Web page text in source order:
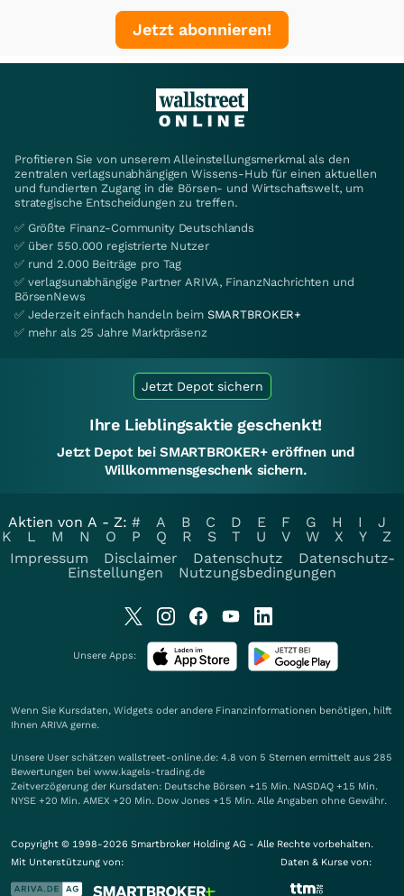
Jetzt abonnieren!
Profitieren Sie von unserem Alleinstellungsmerkmal als den
zentralen verlagsunabhängigen Wissens-Hub für einen aktuellen
und fundierten Zugang in die Börsen- und Wirtschaftswelt, um
strategische Entscheidungen zu treffen.
✅ Größte Finanz-Community Deutschlands
✅ über 550.000 registrierte Nutzer
✅ rund 2.000 Beiträge pro Tag
✅ verlagsunabhängige Partner ARIVA, FinanzNachrichten und
BörsenNews
✅ Jederzeit einfach handeln beim SMARTBROKER+
✅ mehr als 25 Jahre Marktpräsenz
Jetzt Depot sichern
Ihre Lieblingsaktie geschenkt!
Jetzt Depot bei SMARTBROKER+ eröffnen und
Willkommensgeschenk sichern.
Aktien von A - Z: # A B C D E F G H I
J
K
L M N O P Q R S T U V W X Y
Z
Impressum
Disclaimer Datenschutz
Datenschutz-
Einstellungen
Nutzungsbedingungen
Unsere Apps:
Wenn Sie Kursdaten, Widgets oder andere Finanzinformationen benötigen, hilft
Ihnen ARIVA gerne.
Unsere User schätzen wallstreet-online.de: 4.8 von 5 Sternen ermittelt aus 285
Bewertungen bei www.kagels-trading.de
Zeitverzögerung der Kursdaten: Deutsche Börsen +15 Min. NASDAQ +15 Min.
NYSE +20 Min. AMEX +20 Min. Dow Jones +15 Min. Alle Angaben ohne Gewähr.
Copyright © 1998-2026 Smartbroker Holding AG - Alle Rechte vorbehalten.
Mit Unterstützung von:
Daten & Kurse von: